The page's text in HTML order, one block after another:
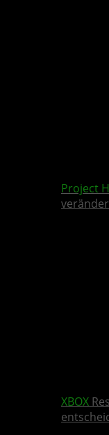
Project
XBOX